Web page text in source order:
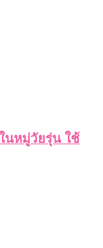
นหมู่วัยรุ่น ใช้